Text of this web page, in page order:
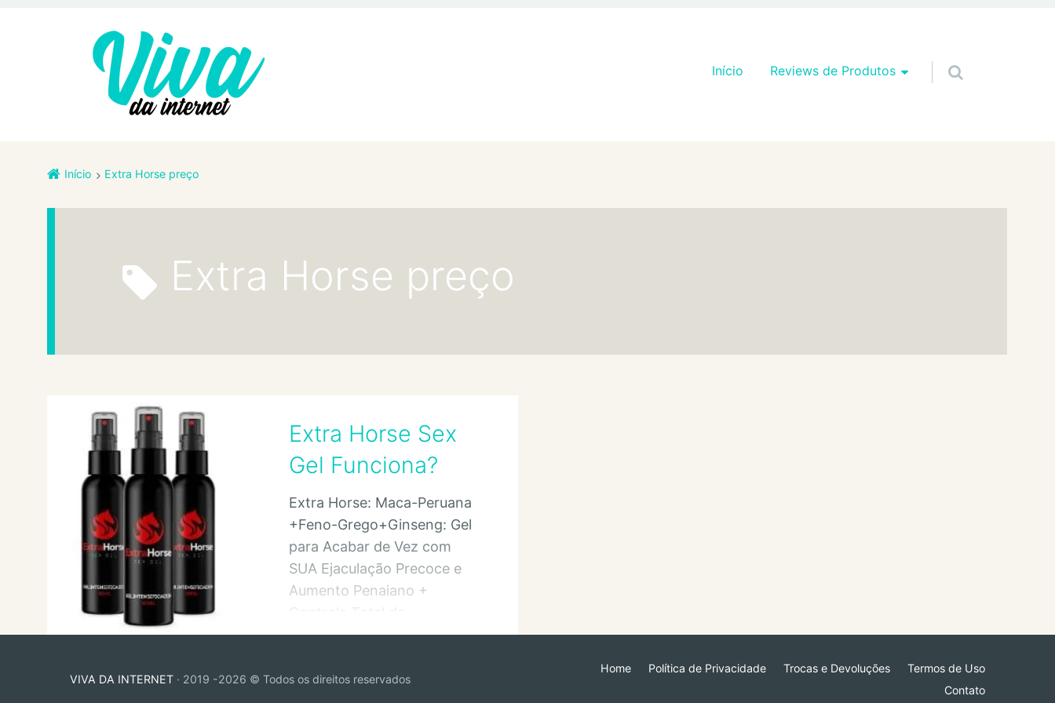
Pular para o conteúdo
Início Reviews de Produtos
Início Extra Horse preço
Extra Horse preço
Extra Horse Sex
Gel Funciona?
Extra Horse: Maca-Peruana
+Feno-Grego+Ginseng: Gel
para Acabar de Vez com
SUA Ejaculação Precoce e
Aumento Penaiano +
Ejaculação.
VIVA DA INTERNET· 2019 -2026 © Todos os direitos reservados
Home Política de Privacidade Trocas e Devoluções
Termos de Uso
Contato